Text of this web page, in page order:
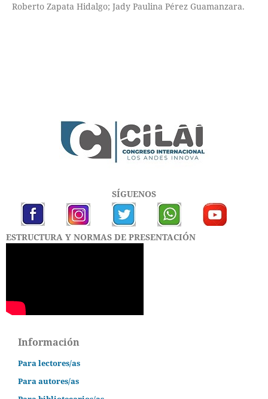
Roberto Zapata Hidalgo; Jady Paulina Pérez Guamanzara.
SÍGUENOS
ESTRUCTURA Y NORMAS DE PRESENTACIÓN
Información
Para lectores/as
Para autores/as